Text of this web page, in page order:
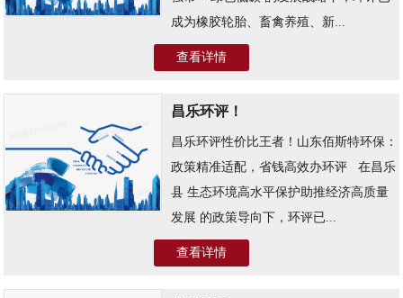
环保应急预案
联系我们
成为橡胶轮胎、畜禽养殖、新...
查看详情
昌乐环评！
昌乐环评性价比王者！山东佰斯特环保：
政策精准适配，省钱高效办环评 ​ ​ 在昌乐
县 生态环境高水平保护助推经济高质量
发展 的政策导向下，环评已...
查看详情